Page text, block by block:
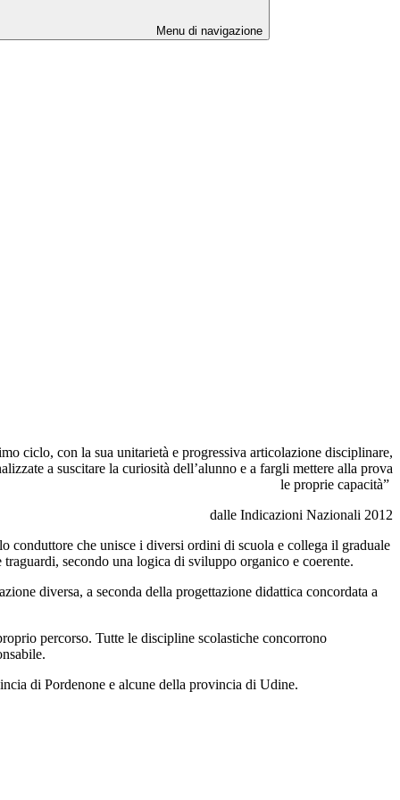
Menu di navigazione
ciclo, con la sua unitarietà e progressiva articolazione disciplinare,
a suscitare la curiosità dell’alunno e a fargli mettere alla prova
le proprie capacità”
dalle Indicazioni Nazionali 2012
conduttore che unisce i diversi ordini di scuola e collega il graduale
secondo una logica di sviluppo organico e coerente.
diversa, a seconda della progettazione didattica concordata a
percorso. Tutte le discipline scolastiche concorrono
di Pordenone e alcune della provincia di Udine.